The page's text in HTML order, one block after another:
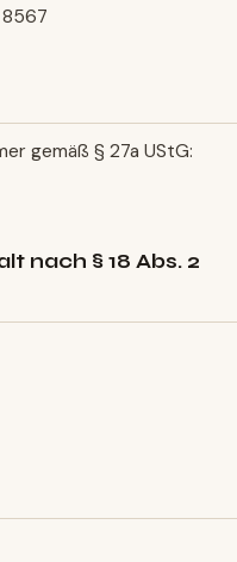
gemäß § 27a UStG:
nach § 18 Abs. 2